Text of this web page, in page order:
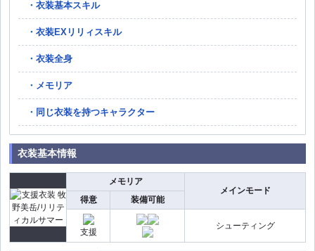
衣装基本スキル
衣装EXリリィスキル
衣装全身
メモリア
同じ衣装を持つキャラクター
衣装基本情報
メモリア
メインモード
得意
装備可能
支援
シューティング